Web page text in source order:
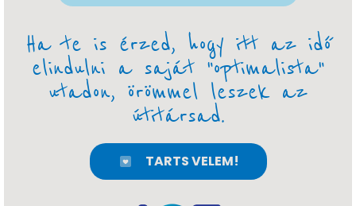
Ha te is érzed, hogy itt az idő
elindulni a saját "optimalista"
utadon, örömmel leszek az
útitársad.
TARTS VELEM!